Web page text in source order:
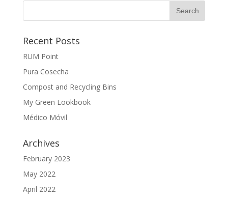
Recent Posts
RUM Point
Pura Cosecha
Compost and Recycling Bins
My Green Lookbook
Médico Móvil
Archives
February 2023
May 2022
April 2022